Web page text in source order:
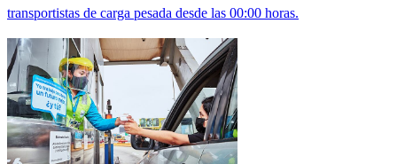
transportistas de carga pesada desde las 00:00 horas.